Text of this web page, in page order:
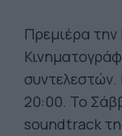
Πρεμιέρα
20:00. Το
soundtrack